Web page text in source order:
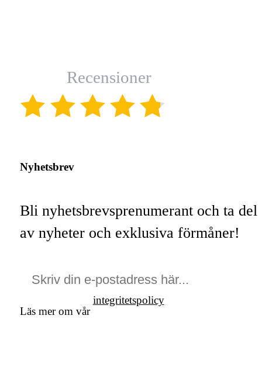
Recensioner
Nyhetsbrev
Bli nyhetsbrevsprenumerant och ta del
av nyheter och exklusiva förmåner!
Läs mer om vår
integritetspolicy